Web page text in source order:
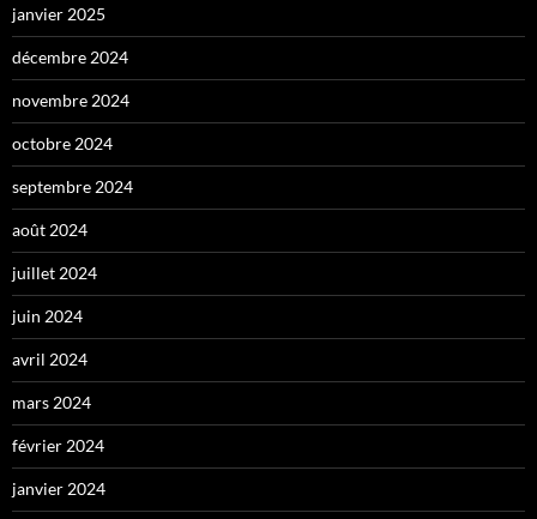
janvier 2025
décembre 2024
novembre 2024
octobre 2024
septembre 2024
août 2024
juillet 2024
juin 2024
avril 2024
mars 2024
février 2024
janvier 2024